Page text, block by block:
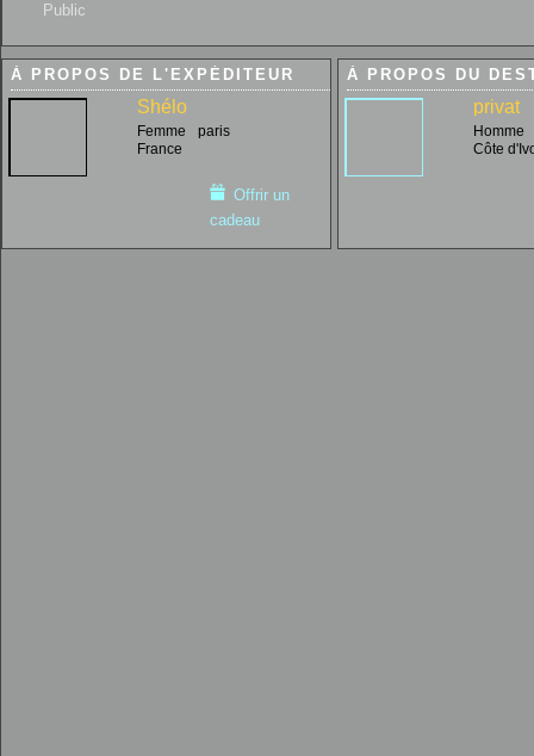
Public
À PROPOS DE L'EXPÉDITEUR
Shélo
Femme
paris
France
Offrir un
cadeau
À PROPOS DU
privat
Homme
Côte